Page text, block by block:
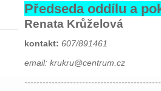
Předseda oddílu a
Renata Krůželová
kontakt: 607/891461
email: krukru@centrum.cz